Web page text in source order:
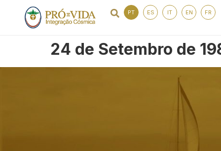
PT ES IT EN FR
24 de Setembro de